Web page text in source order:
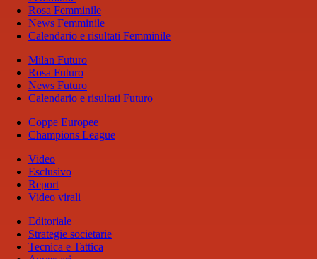
Rosa Femminile
News Femminile
Calendario e risultati Femminile
Milan Futuro
Rosa Futuro
News Futuro
Calendario e risultati Futuro
Coppe Europee
Champions League
Video
Esclusivo
Report
Video virali
Editoriale
Strategie societarie
Tecnica e Tattica